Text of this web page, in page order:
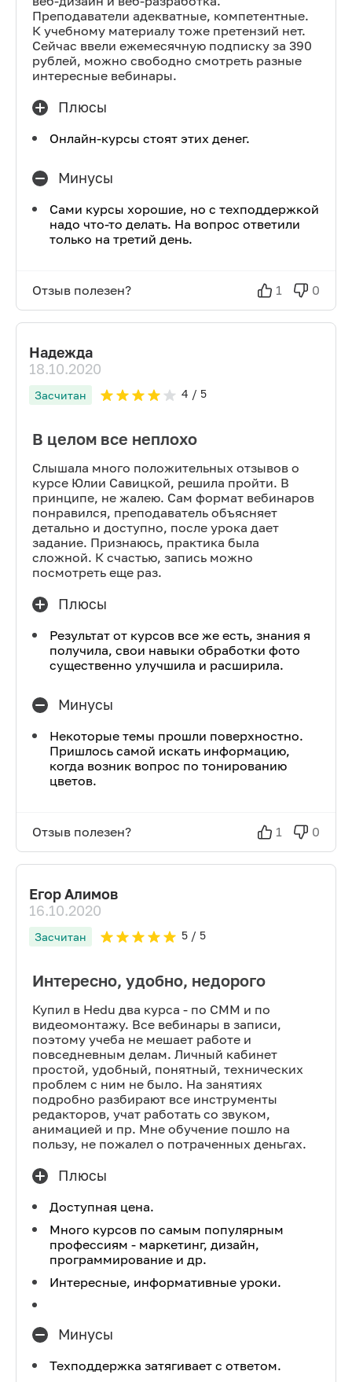
Преподаватели адекватные, компетентные.
К учебному материалу тоже претензий нет.
Сейчас ввели ежемесячную подписку за 390
рублей, можно свободно смотреть разные
интересные вебинары.
Плюсы
Онлайн-курсы стоят этих денег.
Минусы
Сами курсы хорошие, но с техподдержкой
надо что-то делать. На вопрос ответили
только на третий день.
Отзыв полезен? 1 0
Надежда
18.10.2020
Засчитан 4 / 5
В целом все неплохо
Слышала много положительных отзывов о
курсе Юлии Савицкой, решила пройти. В
принципе, не жалею. Сам формат вебинаров
понравился, преподаватель объясняет
детально и доступно, после урока дает
задание. Признаюсь, практика была
сложной. К счастью, запись можно
посмотреть еще раз.
Плюсы
Результат от курсов все же есть, знания я
получила, свои навыки обработки фото
существенно улучшила и расширила.
Минусы
Некоторые темы прошли поверхностно.
Пришлось самой искать информацию,
когда возник вопрос по тонированию
цветов.
Отзыв полезен? 1 0
Егор Алимов
16.10.2020
Засчитан 5/ 5
Интересно, удобно, недорого
Купил в Hedu два курса - по СММ и по
видеомонтажу. Все вебинары в записи,
поэтому учеба не мешает работе и
повседневным делам. Личный кабинет
простой, удобный, понятный, технических
проблем с ним не было. На занятиях
подробно разбирают все инструменты
редакторов, учат работать со звуком,
анимацией и пр. Мне обучение пошло на
пользу, не пожалел о потраченных деньгах.
Плюсы
Доступная цена.
Много курсов по самым популярным
профессиям - маркетинг, дизайн,
программирование и др.
Интересные, информативные уроки.
Минусы
Техподдержка затягивает с ответом.